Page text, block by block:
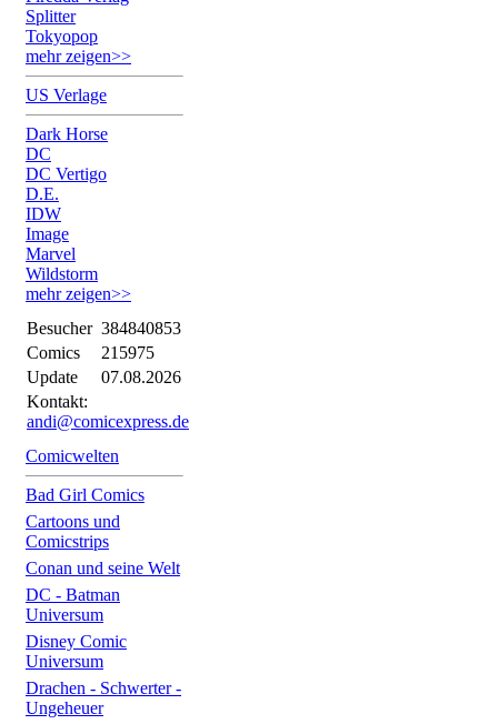
Splitter
Tokyopop
mehr zeigen>>
US Verlage
Dark Horse
DC
DC Vertigo
D.E.
IDW
Image
Marvel
Wildstorm
mehr zeigen>>
Besucher 384840853
Comics
215975
Update
07.08.2026
Kontakt:
andi@comicexpress.de
Comicwelten
Bad Girl Comics
Cartoons und
Comicstrips
Conan und seine Welt
DC - Batman
Universum
Disney Comic
Universum
Drachen - Schwerter -
Ungeheuer